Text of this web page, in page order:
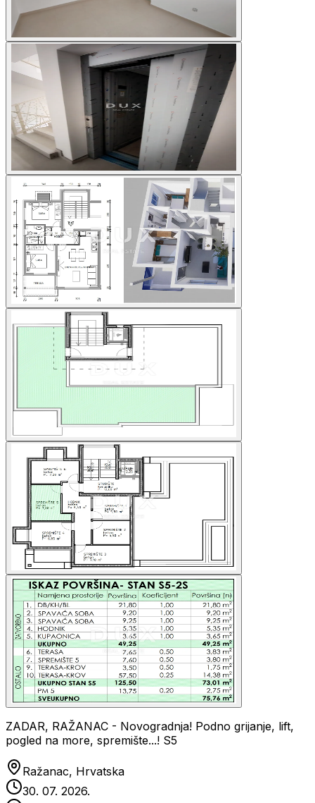
ZADAR, RAŽANAC - Novogradnja! Podno grijanje, lift,
pogled na more, spremište...! S5
Ražanac, Hrvatska
30. 07. 2026.